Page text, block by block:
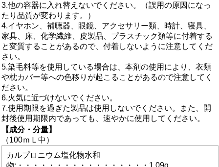
3.他の容器に入れ替えないでください。（誤用の原因になっ
たり品質が変わります。）
4.イヤホン、補聴器、眼鏡、アクセサリー類、時計、寝具、
家具、床、化学繊維、皮製品、プラスチック類等に付着する
と変質することがあるので、付着しないように注意してくだ
さい。
5.染毛料等を使用している場合は、本剤の使用により、衣類
や枕カバー等への色移りが起こることがあるので注意してく
ださい。
6.火気に近づけないでください。
7.使用期限を過ぎた製品は使用しないでください。また、開
封後使用期限内であっても、速やかに使用してください。
【成分・分量】
（100ｍＬ中）
カルプロニウム塩化物水和
物:・・・・・・・・・・・・・・・・・1.09g